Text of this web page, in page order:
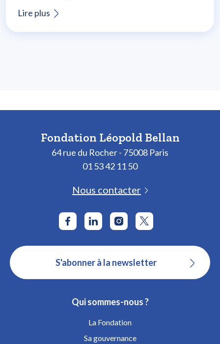
Lire plus
Fondation Léopold Bellan
64 rue du Rocher - 75008 Paris
01 53 42 11 50
Nous contacter
S'abonner à la newsletter
Qui sommes-nous ?
La Fondation
Sa gouvernance